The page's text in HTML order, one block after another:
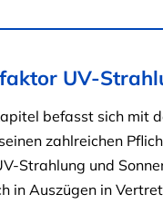
UV-
befasst sich mit
zahlreichen
Strahlung und
in Auszügen in